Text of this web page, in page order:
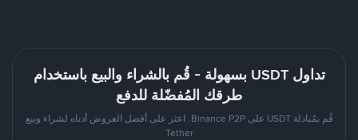
تداول USDT بسهولة - قُم بالشراء والبيع باستخدام
طرقك المُفضّلة للدفع
قُم بمُبادلة USDT على Binance P2P. اعثر على أفضل العروض أدناه لشراء وبيع
Tether